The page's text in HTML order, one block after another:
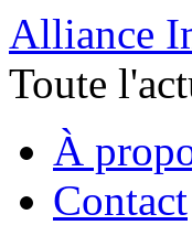
Alliance
Toute
À
Contact